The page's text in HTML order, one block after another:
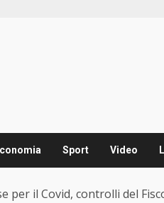
Sport Video
per il Covid, controlli del